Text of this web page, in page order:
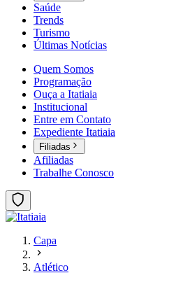
Saúde
Trends
Turismo
Últimas Notícias
Quem Somos
Programação
Ouça a Itatiaia
Institucional
Entre em Contato
Expediente Itatiaia
Filiadas
Afiliadas
Trabalhe Conosco
Capa
Atlético